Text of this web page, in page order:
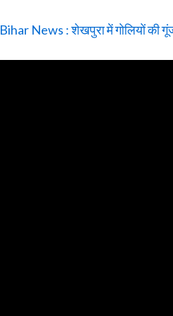
Bihar News : शेखपुरा में गोलियों की